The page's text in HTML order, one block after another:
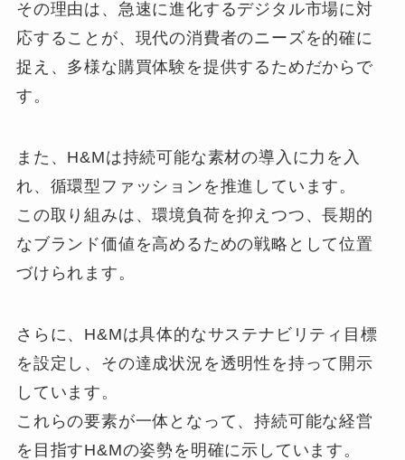
その理由は、急速に進化するデジタル市場に対
応することが、現代の消費者のニーズを的確に
捉え、多様な購買体験を提供するためだからで
す。
また、H&Mは持続可能な素材の導入に力を入
れ、循環型ファッションを推進しています。
この取り組みは、環境負荷を抑えつつ、長期的
なブランド価値を高めるための戦略として位置
づけられます。
さらに、H&Mは具体的なサステナビリティ目標
を設定し、その達成状況を透明性を持って開示
しています。
これらの要素が一体となって、持続可能な経営
を目指すH&Mの姿勢を明確に示しています。